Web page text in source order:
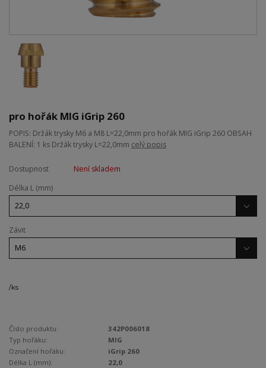
pro hořák MIG iGrip 260
POPIS: Držák trysky M6 a M8 L=22,0mm pro hořák MIG iGrip 260 OBSAH
BALENÍ: 1 ks Držák trysky L=22,0mm celý popis
Dostupnost
Není skladem
Délka L (mm)
Závit
/ks
Číslo produktu:
342P006018
Typ hořáku:
MIG
Označení hořáku:
iGrip 260
Délka L (mm):
22,0